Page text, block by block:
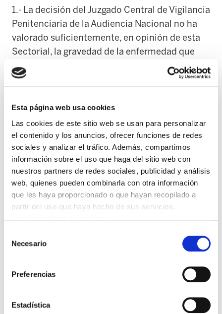
Esta página web usa cookies
Las cookies de este sitio web se usan para personalizar
el contenido y los anuncios, ofrecer funciones de redes
sociales y analizar el tráfico. Además, compartimos
información sobre el uso que haga del sitio web con
nuestros partners de redes sociales, publicidad y análisis
web, quienes pueden combinarla con otra información
que les haya proporcionado o que hayan recopilado a
partir del uso que haya hecho de sus servicios.
Necesario
Preferencias
Estadística
1.- La decisión del Juzgado Central de Vigilancia
Penitenciaria de la Audiencia Nacional no ha
valorado suficientemente, en opinión de esta
Sectorial, la gravedad de la enfermedad que
padece esta persona ni el tiempo que lleva
cumpliendo las condiciones y controles
nueva situación de José Manuel Azkarate
implica, por otra parte, elevados riesgos para la
salud de esta persona y puede producir
consecuencias todavía difíciles de predecir.
2.- La Sectorial de Prisiones de ELA considera
que esta medida es en cualquier caso
desproporcionada, y constituye un nuevo
penitenciaria -entre otras, la creación del
acentúan los aspectos más represivos y
favorecen la vulneración de derechos de las
personas presas.